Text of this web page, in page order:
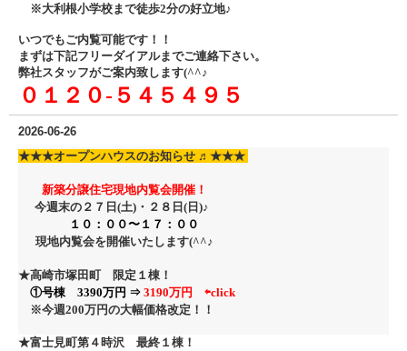
※大利根小学校まで徒歩2分の好立地♪
いつでもご内覧可能です！！
まずは下記フリーダイアルまでご連絡下さい。
弊社スタッフがご案内致します(^^♪
０１２０‐５４５４９５
2026-06-26
★★★オープンハウスのお知らせ ♬ ★★★
新築分譲住宅現地内覧会開催！
今週末の２７日(土)・２８日 (日)♪
１０：００〜１７：００
現地内覧会を開催いたします(^^♪
★高崎市塚田町 限定１棟！
①号棟 3390万円 ⇒ 3190万円
⇦click
※今週200万円の大幅価格改定！
！
★富士見町第４時沢 最終１棟！